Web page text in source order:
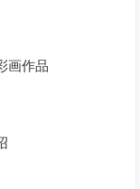
画作品